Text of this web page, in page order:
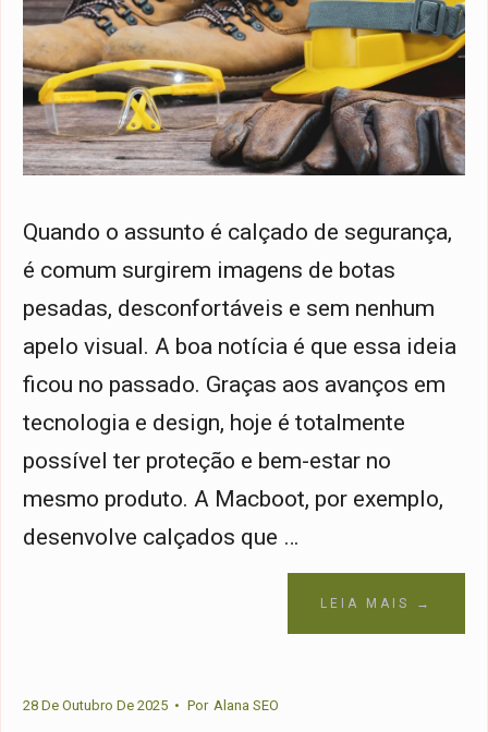
Quando o assunto é calçado de segurança,
é comum surgirem imagens de botas
pesadas, desconfortáveis e sem nenhum
apelo visual. A boa notícia é que essa ideia
ficou no passado. Graças aos avanços em
tecnologia e design, hoje é totalmente
possível ter proteção e bem-estar no
mesmo produto. A Macboot, por exemplo,
desenvolve calçados que …
LEIA MAIS →
28 De Outubro De 2025 • Por Alana SEO